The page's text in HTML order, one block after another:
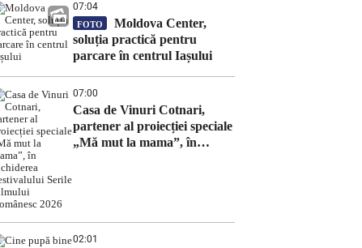
07:04
FOTO
Moldova Center,
soluția practică pentru
parcare în centrul Iașului
07:00
Casa de Vinuri Cotnari,
partener al proiecției speciale
„Mă mut la mama”, în
02:01